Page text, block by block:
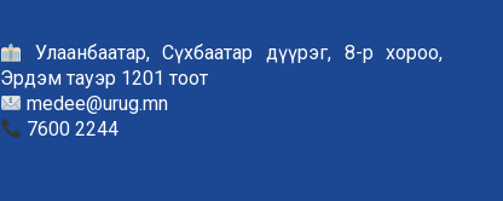
Улаанбаатар, Сүхбаатар дүүрэг, 8-р хороо,
Эрдэм тауэр 1201 тоот
medee@urug.mn
7600 2244